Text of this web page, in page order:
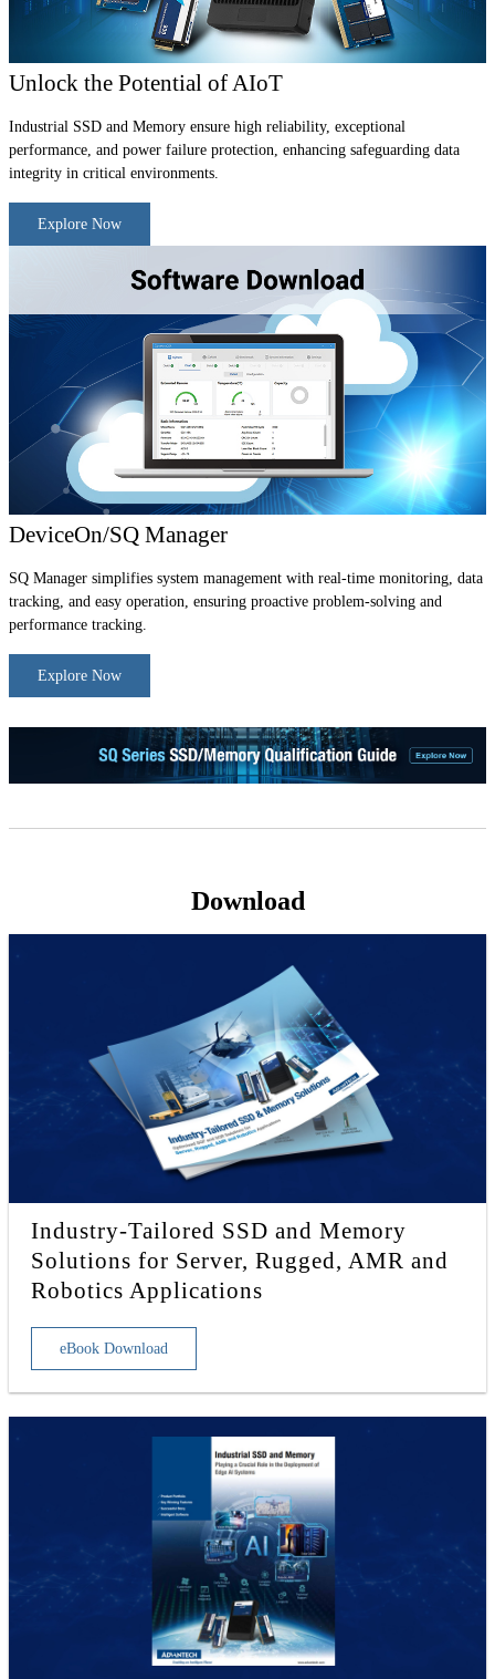
Unlock the Potential of AIoT
Industrial SSD and Memory ensure high reliability, exceptional
performance, and power failure protection, enhancing safeguarding data
integrity in critical environments.
Explore Now
DeviceOn/SQ Manager
SQ Manager simplifies system management with real-time monitoring, data
tracking, and easy operation, ensuring proactive problem-solving and
performance tracking.
Explore Now
Download
Industry-Tailored SSD and Memory
Solutions for Server, Rugged, AMR and
Robotics Applications
eBook Download